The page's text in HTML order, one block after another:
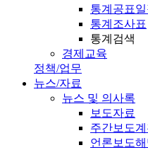
통계공표일
통계조사표
통계검색
경제교육
정책/업무
뉴스/자료
뉴스 및 의사록
보도자료
주간보도계
언론보도